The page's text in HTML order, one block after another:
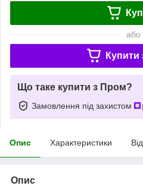
або
Купити
Що таке купити з Пром?
Замовлення під захистом
Опис Характеристики
Опис